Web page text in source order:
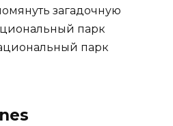
загадочную
парк
парк